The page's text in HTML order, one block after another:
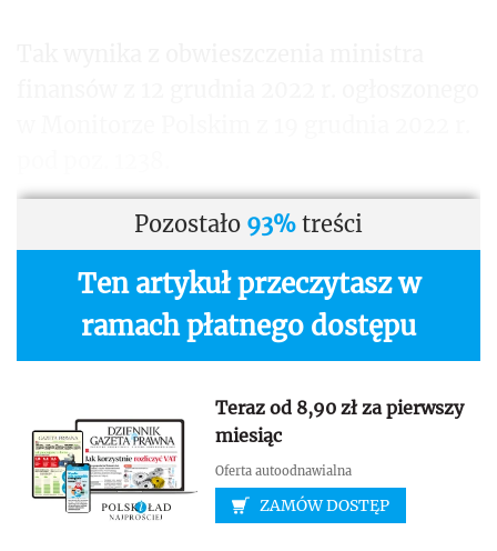
Pozostało 93% treści
Ten artykuł przeczytasz w
ramach płatnego dostępu
Teraz od 8,90 zł za pierwszy
miesiąc
Oferta autoodnawialna
ZAMÓW DOSTĘP